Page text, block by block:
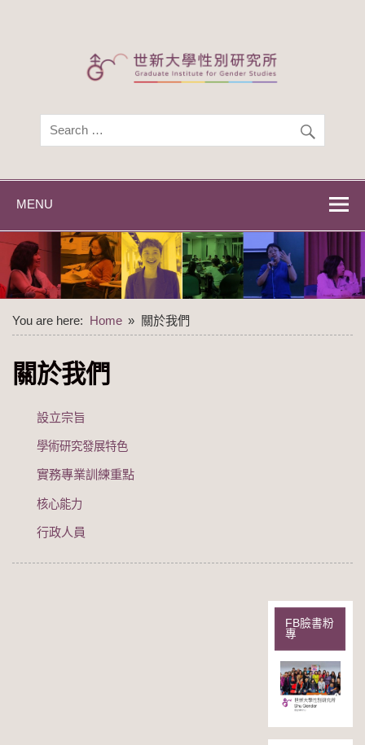
世新大學性別研
世新大學性別研究所
MENU
You are here: Home 關於我們
關於我們
設立宗旨
學術研究發展特色
實務專業訓練重點
核心能力
行政人員
FB臉書粉
專